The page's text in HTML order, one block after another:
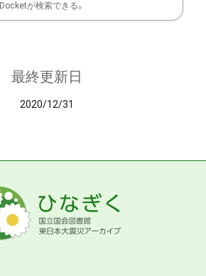
Docketが検索できる。
最終更新日
2020/12/31